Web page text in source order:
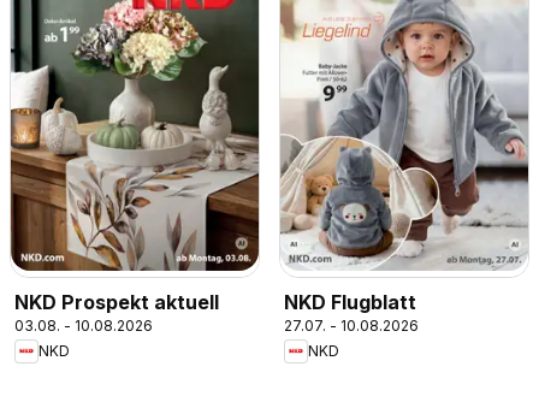
NKD Prospekt aktuell
03.08. - 10.08.2026
NKD
NKD Flugblatt
27.07. - 10.08.2026
NKD